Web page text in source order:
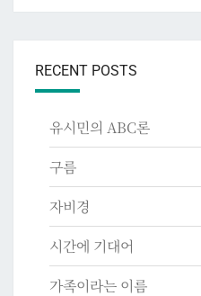
RECENT POSTS
유시민의 ABC론
구름
자비경
시간에 기대어
가족이라는 이름